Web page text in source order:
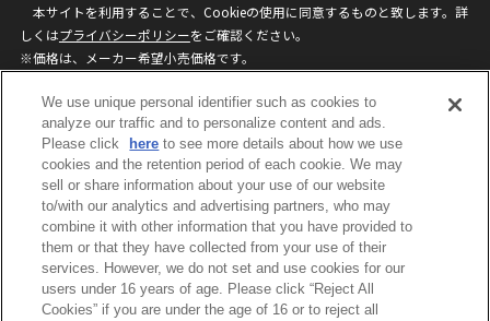
本サイトを利用することで、Cookieの使用に同意するものと致します。詳
しくはプライバシーポリシーをご確認ください。
※価格は、メーカー希望小売価格です。
ざいますのでご了承ください。
privacypolicy
Do Not Sell or Share My
Personal Information
ウェブサイトご利用条件
ソーシャルメディアポリシー
個人情報保護方針
お問い合わせ
©BANDAI
We use unique personal identifier such as cookies to
analyze our traffic and to personalize content and ads.
Please click
here to see more details about how we use
cookies and the retention period of each cookie. We may
sell or share information about your use of our website
to/with our analytics and advertising partners, who may
combine it with other information that you have provided to
them or that they have collected from your use of their
services. However, we do not set and use cookies for our
users under 16 years of age. Please click “Reject All
Cookies” if you are under the age of 16 or to reject all